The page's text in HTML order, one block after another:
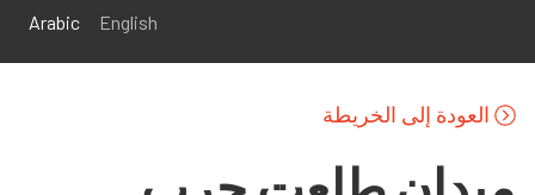
English
Arabic
العودة إلى الخريطة